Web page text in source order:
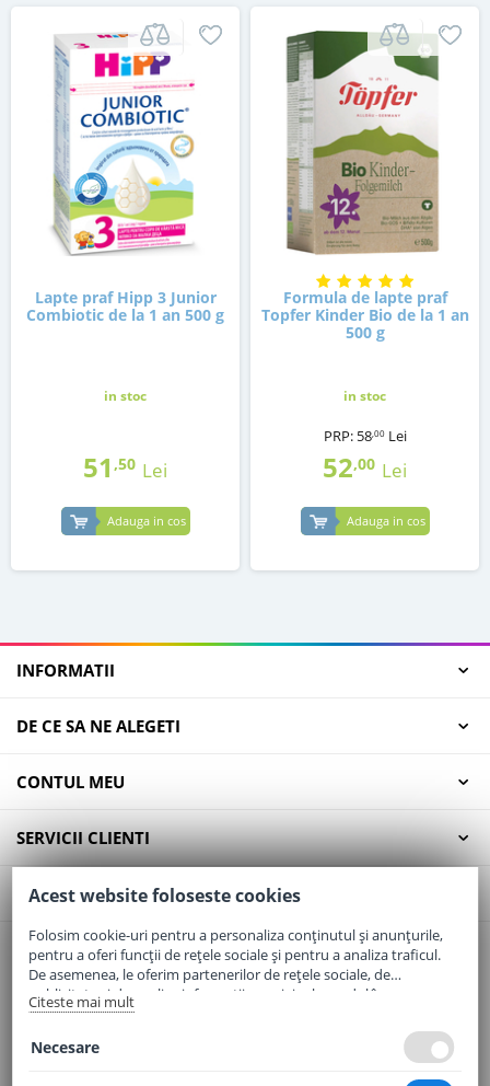
Lapte praf Hipp 3 Junior
Combiotic de la 1 an 500 g
in stoc
51 ,50 Lei
Adauga in cos
Formula de lapte praf
Topfer Kinder Bio de la 1 an
500 g
in stoc
PRP: 58,00 Lei
52,00 Lei
Adauga in cos
INFORMATII
DE CE SA NE ALEGETI
CONTUL MEU
SERVICII CLIENTI
CONTACT
Email:office@elaptepraf.ro
Telefon:0745-964-449
Adresa:Sos. Borsului, Nr. 20, Oradea, Jud. Bihor
Acest website foloseste cookies
Folosim cookie-uri pentru a personaliza conținutul și anunțurile,
pentru a oferi funcții de rețele sociale și pentru a analiza traficul.
De asemenea, le oferim partenerilor de rețele sociale, de
publicitate și de analize informații cu privire la modul în care
folosiți site-ul nostru. Aceștia le pot combina cu alte informații
Citeste mai mult
Necesare